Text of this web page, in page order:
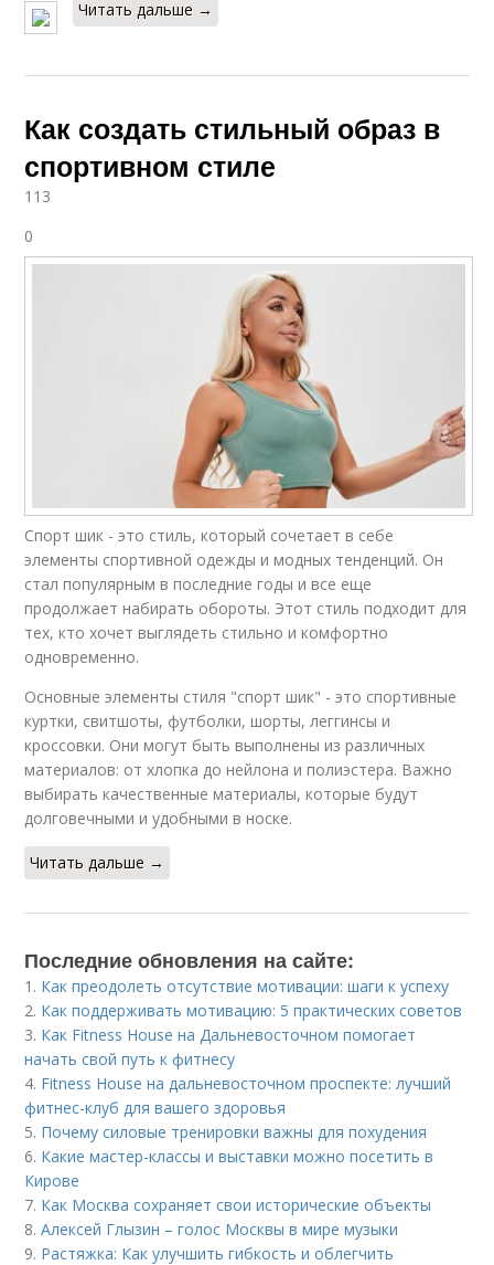
Читать дальше →
Как создать стильный образ в
спортивном стиле
113
0
Спорт шик - это стиль, который сочетает в себе
элементы спортивной одежды и модных тенденций. Он
стал популярным в последние годы и все еще
продолжает набирать обороты. Этот стиль подходит для
тех, кто хочет выглядеть стильно и комфортно
одновременно.
Основные элементы стиля "спорт шик" - это спортивные
куртки, свитшоты, футболки, шорты, леггинсы и
кроссовки. Они могут быть выполнены из различных
материалов: от хлопка до нейлона и полиэстера. Важно
выбирать качественные материалы, которые будут
долговечными и удобными в носке.
Читать дальше →
Последние обновления на сайте:
1. Как преодолеть отсутствие мотивации: шаги к успеху
2. Как поддерживать мотивацию: 5 практических советов
3. Как Fitness House на Дальневосточном помогает
начать свой путь к фитнесу
4. Fitness House на дальневосточном проспекте: лучший
фитнес-клуб для вашего здоровья
5. Почему силовые тренировки важны для похудения
6. Какие мастер-классы и выставки можно посетить в
Кирове
7. Как Москва сохраняет свои исторические объекты
8.Алексей Глызин – голос Москвы в мире музыки
9. Растяжка: Как улучшить гибкость и облегчить